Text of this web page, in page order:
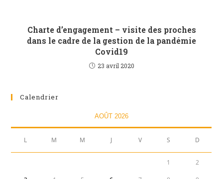
Charte d’engagement – visite des proches
dans le cadre de la gestion de la pandémie
Covid19
23 avril 2020
Calendrier
AOÛT 2026
L M M J V S D
1 2